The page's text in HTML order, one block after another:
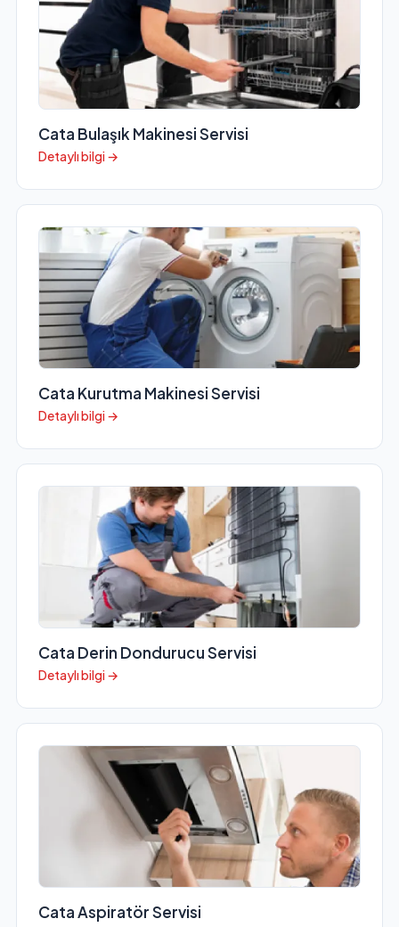
Cata Bulaşık Makinesi Servisi
Detaylı bilgi →
Cata Kurutma Makinesi Servisi
Detaylı bilgi →
Cata Derin Dondurucu Servisi
Detaylı bilgi →
Cata Aspiratör Servisi